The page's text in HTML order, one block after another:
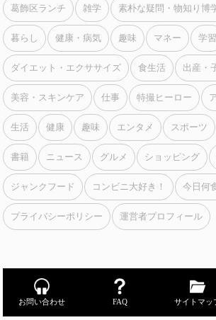
葛飾区ランチ 雑学 素朴な疑問・物知り博
暮らし 健康・病気 趣味 マネー 学習
ダイエット・エクササイズ 食生活 出産・
美容・スキンケア 仕事 特撮ヒーロー
生活 健康 趣味 エンタメ スポーツ
書籍 ニュース グルメ ショッピング
ジャンクフード コンビニ大好き！ 今日何
プライバシーポリシー 運営者プロフィール
お問い合わせ FAQ サイトマッ